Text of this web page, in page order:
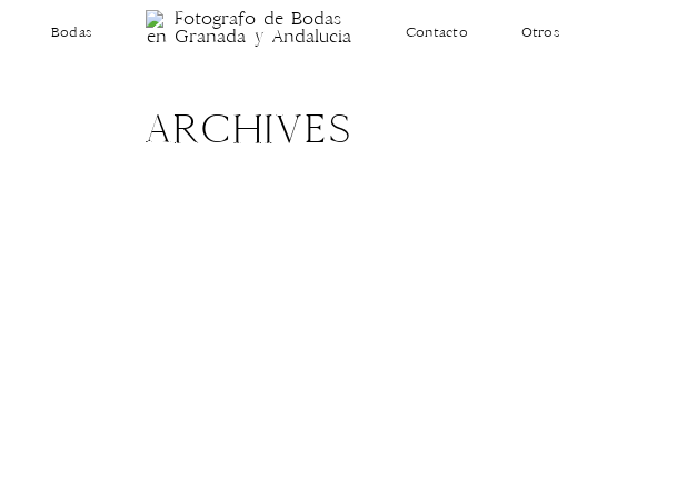
Bodas Contacto Otros
ARCHIVES